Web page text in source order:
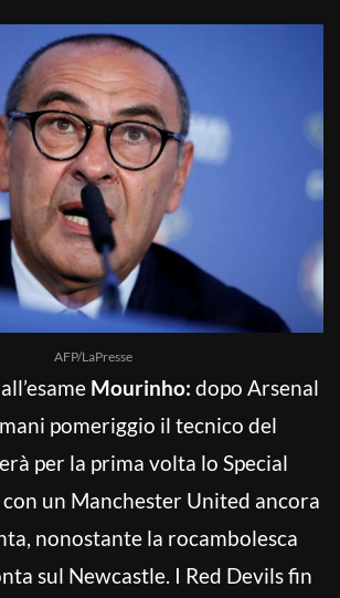
AFP/LaPresse
all’esame Mourinho: dopo Arsenal
pomeriggio il tecnico del
per la prima volta lo Special
con un Manchester United ancora
nonostante la rocambolesca
sul Newcastle. I Red Devils fin